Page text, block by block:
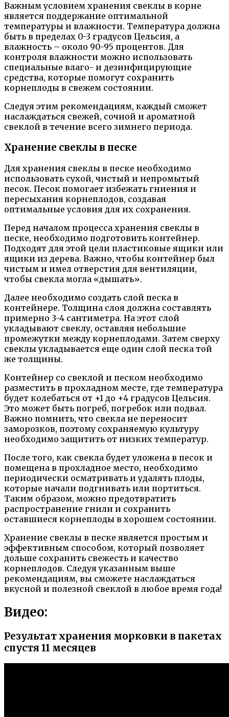
Важным условием хранения свеклы в корне
является поддержание оптимальной
температуры и влажности. Температура должна
быть в пределах 0-3 градусов Цельсия, а
влажность – около 90-95 процентов. Для
контроля влажности можно использовать
специальные влаго- и дезинфицирующие
средства, которые помогут сохранить
корнеплоды в свежем состоянии.
Следуя этим рекомендациям, каждый сможет
наслаждаться свежей, сочной и ароматной
свеклой в течение всего зимнего периода.
Хранение свеклы в песке
Для хранения свеклы в песке необходимо
использовать сухой, чистый и непромытый
песок. Песок помогает избежать гниения и
пересыхания корнеплодов, создавая
оптимальные условия для их сохранения.
Перед началом процесса хранения свеклы в
песке, необходимо подготовить контейнер.
Подходят для этой цели пластиковые ящики или
ящики из дерева. Важно, чтобы контейнер был
чистым и имел отверстия для вентиляции,
чтобы свекла могла «дышать».
Далее необходимо создать слой песка в
контейнере. Толщина слоя должна составлять
примерно 3-4 сантиметра. На этот слой
укладывают свеклу, оставляя небольшие
промежутки между корнеплодами. Затем сверху
свеклы укладывается еще один слой песка той
же толщины.
Контейнер со свеклой и песком необходимо
разместить в прохладном месте, где температура
будет колебаться от +1 до +4 градусов Цельсия.
Это может быть погреб, погребок или подвал.
Важно помнить, что свекла не переносит
заморозков, поэтому сохраняемую культуру
необходимо защитить от низких температур.
После того, как свекла будет уложена в песок и
помещена в прохладное место, необходимо
периодически осматривать и удалять плоды,
которые начали подгнивать или портиться.
Таким образом, можно предотвратить
распространение гнили и сохранить
оставшиеся корнеплоды в хорошем состоянии.
Хранение свеклы в песке является простым и
эффективным способом, который позволяет
дольше сохранить свежесть и качество
корнеплодов. Следуя указанным выше
рекомендациям, вы сможете наслаждаться
вкусной и полезной свеклой в любое время года!
Видео:
Результат хранения морковки в пакетах
спустя 11 месяцев